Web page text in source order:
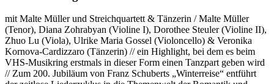
mit Malte Müller und Streichquartett & Tänzerin / Malte Müller
(Tenor), Diana Zohrabyan (Violine I), Dorothee Steuler (Violine II),
Zhuo Lu (Viola), Ulrike Maria Gossel (Violoncello) & Veronika
Kornova-Cardizzaro (Tänzerin) // ein Highlight, bei dem es beim
VHS-Musikring erstmals in dieser Form einen Tanzpart geben wird
// Zum 200. Jubiläum von Franz Schuberts „Winterreise“ entführt